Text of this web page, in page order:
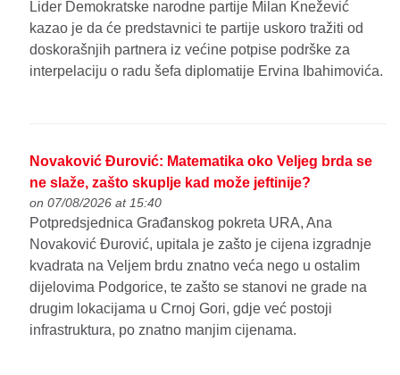
Lider Demokratske narodne partije Milan Knežević
kazao je da će predstavnici te partije uskoro tražiti od
doskorašnjih partnera iz većine potpise podrške za
interpelaciju o radu šefa diplomatije Ervina Ibahimovića.
Novaković Đurović: Matematika oko Veljeg brda se
ne slaže, zašto skuplje kad može jeftinije?
on 07/08/2026 at 15:40
Potpredsjednica Građanskog pokreta URA, Ana
Novaković Đurović, upitala je zašto je cijena izgradnje
kvadrata na Veljem brdu znatno veća nego u ostalim
dijelovima Podgorice, te zašto se stanovi ne grade na
drugim lokacijama u Crnoj Gori, gdje već postoji
infrastruktura, po znatno manjim cijenama.